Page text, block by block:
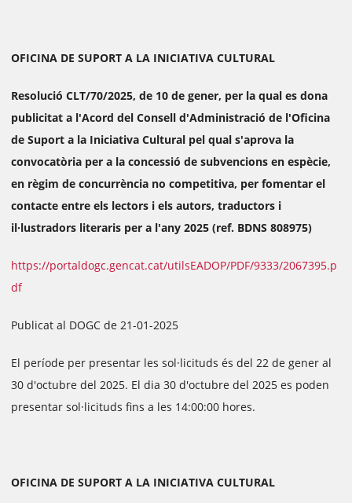
OFICINA DE SUPORT A LA INICIATIVA CULTURAL
Resolució CLT/70/2025, de 10 de gener, per la qual es dona
publicitat a l'Acord del Consell d'Administració de l'Oficina
de Suport a la Iniciativa Cultural pel qual s'aprova la
convocatòria per a la concessió de subvencions en espècie,
en règim de concurrència no competitiva, per fomentar el
contacte entre els lectors i els autors, traductors i
il·lustradors literaris per a l'any 2025 (ref. BDNS 808975)
https://portaldogc.gencat.cat/utilsEADOP/PDF/9333/2067395.p
df
Publicat al DOGC de 21-01-2025
El període per presentar les sol·licituds és del 22 de gener al
30 d'octubre del 2025. El dia 30 d'octubre del 2025 es poden
presentar sol·licituds fins a les 14:00:00 hores.
OFICINA DE SUPORT A LA INICIATIVA CULTURAL